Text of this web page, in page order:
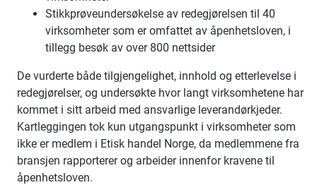
Stikkprøveundersøkelse av redegjørelsen til 40
virksomheter som er omfattet av åpenhetsloven, i
tillegg besøk av over 800 nettsider
De vurderte både tilgjengelighet, innhold og etterlevelse i
redegjørelser, og undersøkte hvor langt virksomhetene har
kommet i sitt arbeid med ansvarlige leverandørkjeder.
Kartleggingen tok kun utgangspunkt i virksomheter som
ikke er medlem i Etisk handel Norge, da medlemmene fra
bransjen rapporterer og arbeider innenfor kravene til
åpenhetsloven.